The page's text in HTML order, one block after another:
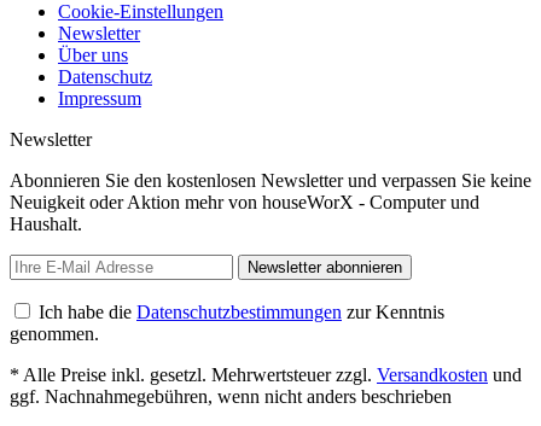
Cookie-Einstellungen
Newsletter
Über uns
Datenschutz
Impressum
Newsletter
Abonnieren Sie den kostenlosen Newsletter und verpassen Sie keine
Neuigkeit oder Aktion mehr von houseWorX - Computer und
Haushalt.
Newsletter abonnieren
Ich habe die Datenschutzbestimmungen zur Kenntnis
genommen.
* Alle Preise inkl. gesetzl. Mehrwertsteuer zzgl. Versandkosten und
ggf. Nachnahmegebühren, wenn nicht anders beschrieben